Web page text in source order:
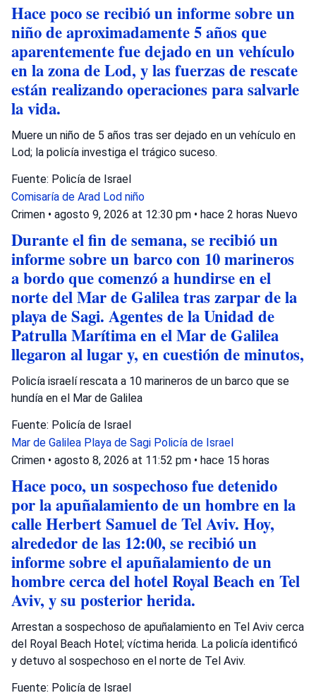
Hace poco se recibió un informe sobre un
niño de aproximadamente 5 años que
aparentemente fue dejado en un vehículo
en la zona de Lod, y las fuerzas de rescate
están realizando operaciones para salvarle
la vida.
Muere un niño de 5 años tras ser dejado en un vehículo en
Lod; la policía investiga el trágico suceso.
Fuente: Policía de Israel
Comisaría de Arad Lod niño
Crimen • agosto 9, 2026 at 12:30 pm • hace 2 horas Nuevo
Durante el fin de semana, se recibió un
informe sobre un barco con 10 marineros
a bordo que comenzó a hundirse en el
norte del Mar de Galilea tras zarpar de la
playa de Sagi. Agentes de la Unidad de
Patrulla Marítima en el Mar de Galilea
llegaron al lugar y, en cuestión de minutos,
Policía israelí rescata a 10 marineros de un barco que se
hundía en el Mar de Galilea
Fuente: Policía de Israel
Mar de Galilea Playa de Sagi Policía de Israel
Crimen • agosto 8, 2026 at 11:52 pm • hace 15 horas
Hace poco, un sospechoso fue detenido
por la apuñalamiento de un hombre en la
calle Herbert Samuel de Tel Aviv. Hoy,
alrededor de las 12:00, se recibió un
informe sobre el apuñalamiento de un
hombre cerca del hotel Royal Beach en Tel
Aviv, y su posterior herida.
Arrestan a sospechoso de apuñalamiento en Tel Aviv cerca
del Royal Beach Hotel; víctima herida. La policía identificó
y detuvo al sospechoso en el norte de Tel Aviv.
Fuente: Policía de Israel